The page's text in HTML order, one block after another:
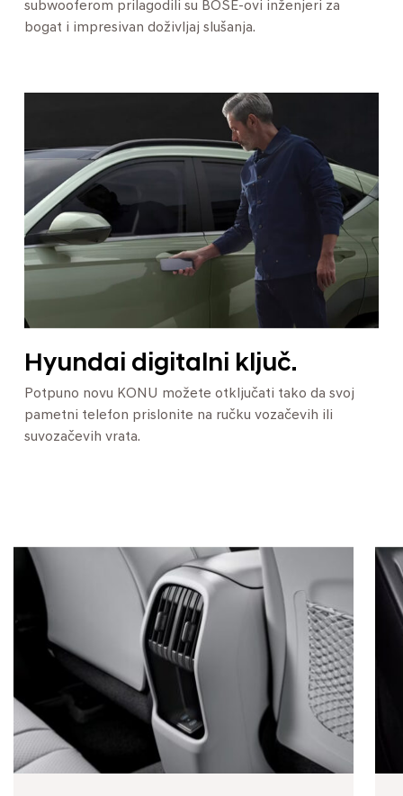
subwooferom prilagodili su BOSE-ovi inženjeri za
bogat i impresivan doživljaj slušanja.
Hyundai digitalni ključ.
Potpuno novu KONU možete otključati tako da svoj
pametni telefon prislonite na ručku vozačevih ili
suvozačevih vrata.